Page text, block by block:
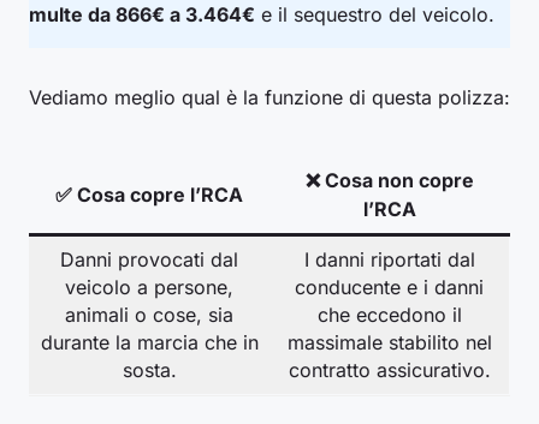
multe da 866€ a 3.464€ e il sequestro del veicolo.
Vediamo meglio qual è la funzione di questa polizza:
✅ Cosa copre l’RCA
❌ Cosa non copre
l’RCA
Danni provocati dal
veicolo a persone,
animali o cose, sia
durante la marcia che in
sosta.
I danni riportati dal
conducente e i danni
che eccedono il
massimale stabilito nel
contratto assicurativo.